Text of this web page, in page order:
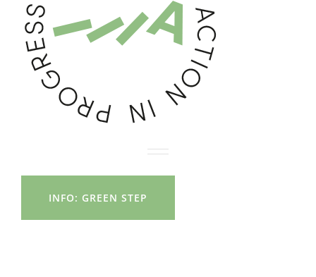
INFO: GREEN STEP